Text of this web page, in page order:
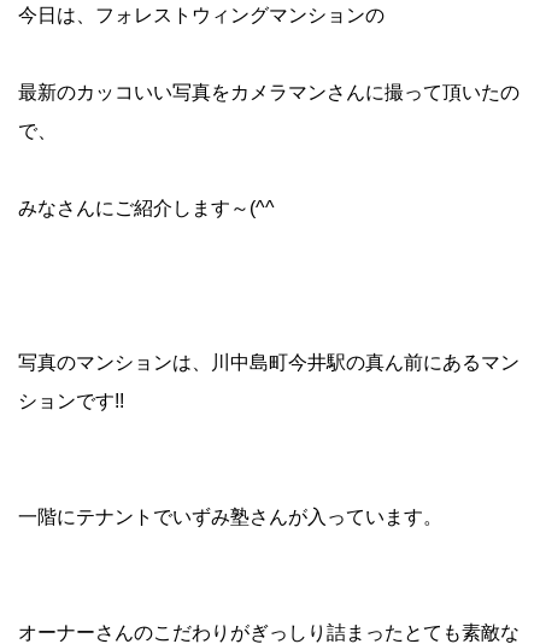
今日は、フォレストウィングマンションの
最新のカッコいい写真をカメラマンさんに撮って頂いたの
で、
みなさんにご紹介します～(^^
写真のマンションは、川中島町今井駅の真ん前にあるマン
ションです!!
一階にテナントでいずみ塾さんが入っています。
オーナーさんのこだわりがぎっしり詰まったとても素敵な